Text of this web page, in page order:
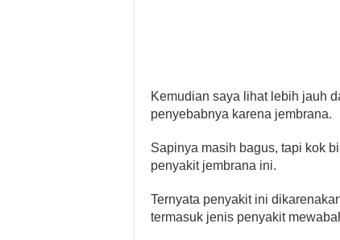
Kemudian saya lihat lebih jauh
penyebabnya karena jembrana.
Sapinya masih bagus, tapi kok
penyakit jembrana ini.
Ternyata penyakit ini
termasuk jenis penyakit